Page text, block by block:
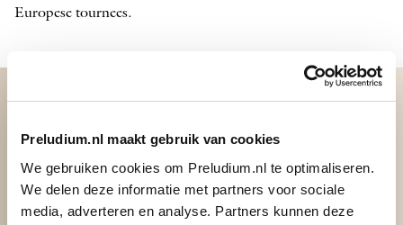
Preludium.nl maakt gebruik van cookies
We gebruiken cookies om Preludium.nl te optimaliseren.
We delen deze informatie met partners voor sociale
media, adverteren en analyse. Partners kunnen deze
Europese tournees.